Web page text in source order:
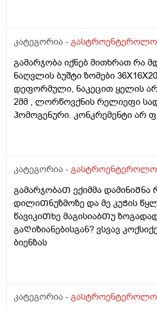
ნაწლავის შებერილობა
და ხანდახან უფრო
ვუმკურნალო ამ შებერილობას
დაზიანება რომ ყოფილიყო
გამოჩნდებოდა.მადლობა დიდი
კატეგორია -
გამარჯობა იქნებ მითხრათ რა
ნაღვლის ბუშტი ზომები
დეფორმული, ნაკეცით ყელის
2მმ , ლორწოვქნის რელიეფი
ჰომოგენური. კონკრემენტი არ
საშიშია? ამ პასუხით კენჭი
კატეგორია -
გამარჯობაᲗ ექიმმა
დილიᲗნუზმოზე და მე კუᲭის
წავიკიᲗხე მაგისიაბᲗუ
გაᲦიზიანებისგან? ვსვავ
ბიენზას
კატეგორია -